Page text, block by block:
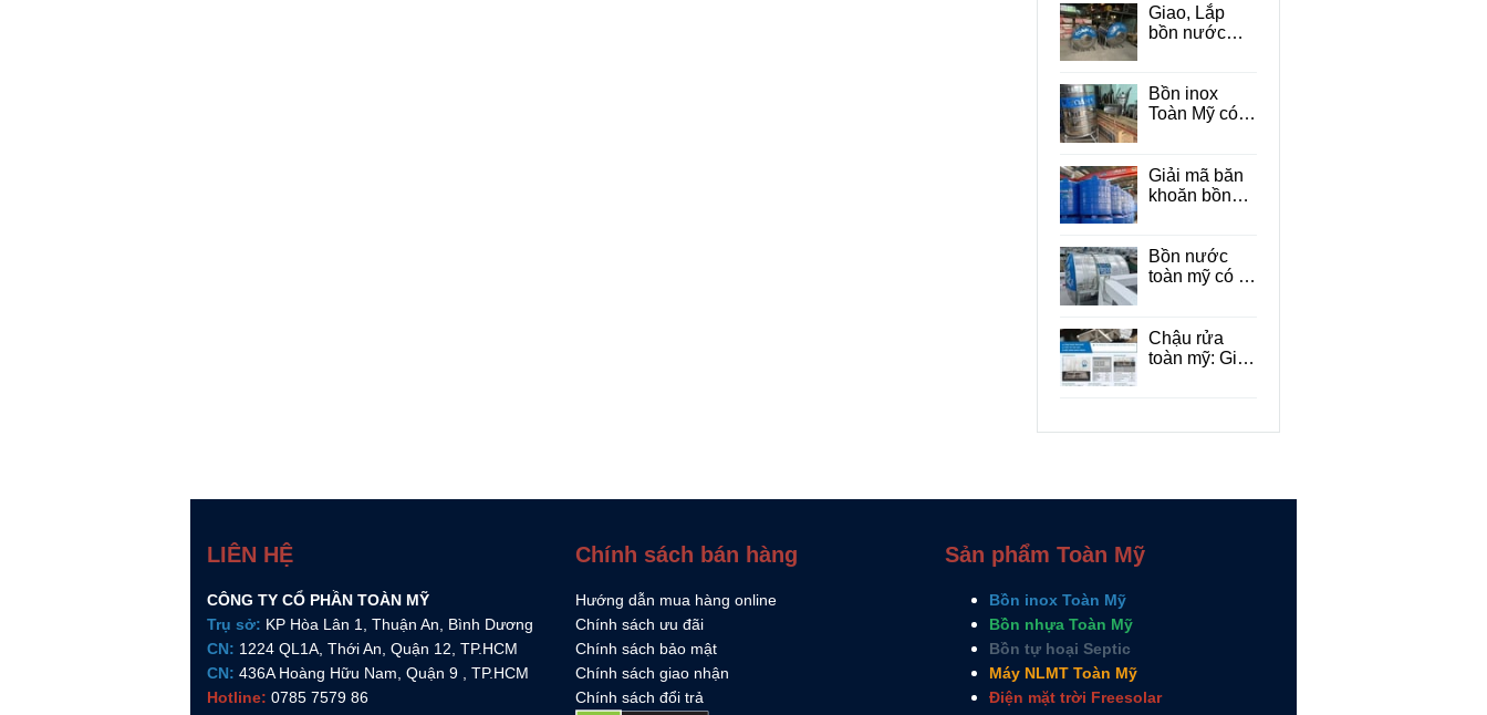
LIÊN HỆ
CÔNG TY CỔ PHẦN TOÀN MỸ
Trụ sở: KP Hòa Lân 1, Thuận An, Bình Dương
CN: 1224 QL1A, Thới An, Quận 12, TP.HCM
CN: 436A Hoàng Hữu Nam, Quận 9 , TP.HCM
Hotline: 0785 7579 86
Chính sách bán hàng
Hướng dẫn mua hàng online
Chính sách ưu đãi
Chính sách bảo mật
Chính sách giao nhận
Chính sách đổi trả
Sản phẩm Toàn Mỹ
Bồn inox Toàn Mỹ
Bồn nhựa Toàn Mỹ
Bồn tự hoại Septic
Máy NLMT Toàn Mỹ
Điện mặt trời Freesolar
Toàn Mỹ tại
Quận 9
Giao, Lắp
bồn nước
Đức, máy
năng lượng
Bồn inox
Toàn Mỹ có
quyết định
mua hay
Giải mã băn
khoăn bồn
Bồn nước
toàn mỹ có tốt
chất lượng,
độ bền
Chậu rửa
toàn mỹ: Giải
cho mọi căn